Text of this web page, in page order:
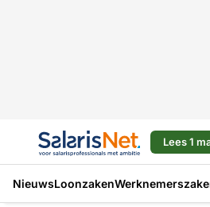
Lees 1
NieuwsLoonzaken